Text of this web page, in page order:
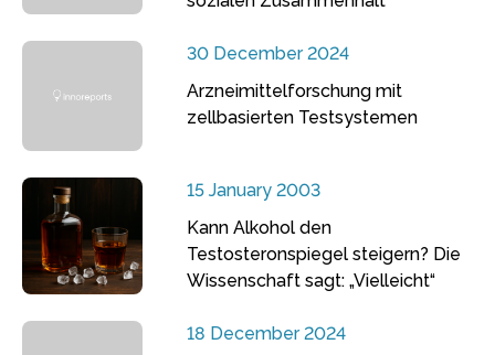
30 December 2024
Arzneimittelforschung mit
zellbasierten Testsystemen
15 January 2003
Kann Alkohol den
Testosteronspiegel steigern? Die
Wissenschaft sagt: „Vielleicht“
18 December 2024